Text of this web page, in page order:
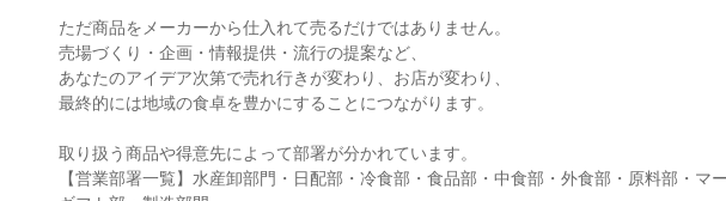
ただ商品をメーカーから仕入れて売るだけではありません。
売場づくり・企画・情報提供・流行の提案など、
あなたのアイデア次第で売れ行きが変わり、お店が変わり、
最終的には地域の食卓を豊かにすることにつながります。
取り扱う商品や得意先によって部署が分かれています。
【営業部署一覧】水産卸部門・日配部・冷食部・食品部・中食部・外食部・原料部・マ